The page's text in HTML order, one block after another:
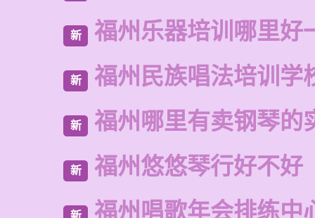
新 福州乐器培训哪里好
新 福州民族唱法培训学
新 福州哪里有卖钢琴的
新 福州悠悠琴行好不好
新 福州唱歌年会排练中